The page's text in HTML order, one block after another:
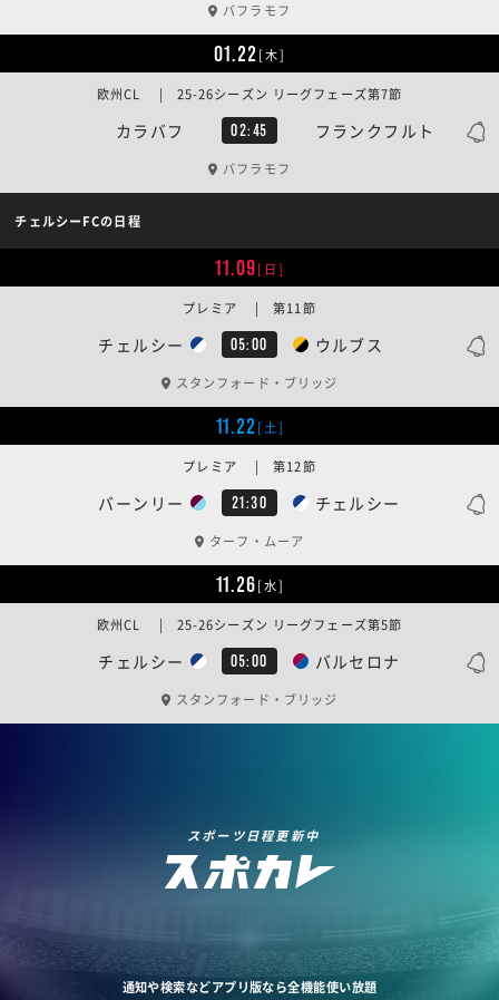
バフラモフ
01.22[木]
カラバフ 02:45 フランクフルト
欧州CL | 25-26シーズン リーグフェーズ第7節
バフラモフ
チェルシーFCの日程
11.09[日]
チェルシー 05:00 ウルブス
プレミア | 第11節
スタンフォード・ブリッジ
11.22[土]
バーンリー 21:30 チェルシー
プレミア | 第12節
ターフ・ムーア
11.26[水]
チェルシー 05:00 バルセロナ
欧州CL | 25-26シーズン リーグフェーズ第5節
スタンフォード・ブリッジ
スポーツ日程更新中
通知や検索などアプリ版なら全機能使い放題